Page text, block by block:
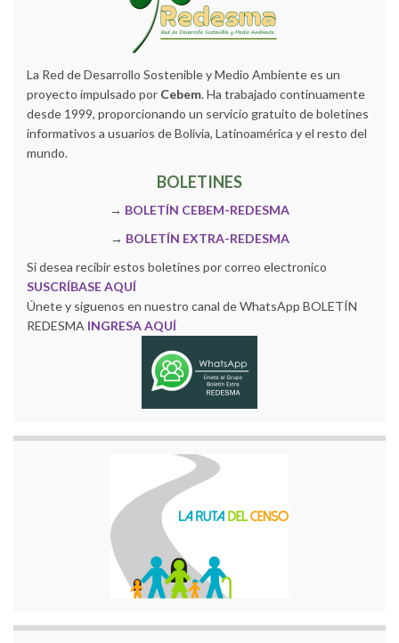
La Red de Desarrollo Sostenible y Medio Ambiente es un
proyecto impulsado por Cebem. Ha trabajado continuamente
desde 1999, proporcionando un servicio gratuito de boletines
informativos a usuarios de Bolivia, Latinoamérica y el resto del
mundo.
BOLETINES
→ BOLETÍN CEBEM-REDESMA
→ BOLETÍN EXTRA-REDESMA
Si desea recibir estos boletines por correo electronico
SUSCRÍBASE AQUÍ
Únete y siguenos en nuestro canal de WhatsApp BOLETÍN
REDESMA INGRESA AQUÍ